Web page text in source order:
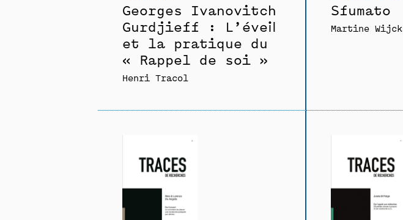
Georges Ivanovitch
Gurdjieff : L’éveil
et la pratique du
« Rappel de soi »
Henri Tracol
Sfumato
Martine